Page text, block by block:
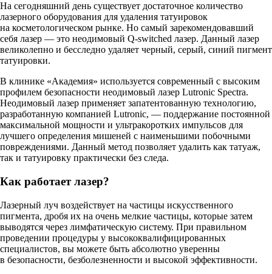
На сегодняшний день существует достаточное количество
лазерного оборудования для удаления татуировок
на косметологическом рынке. Но самый зарекомендовавший
себя лазер — это неодимовый Q-switched лазер. Данный лазер
великолепно и бесследно удаляет черный, серый, синий пигмент
татуировки.
В клинике «Академия» используется современный с высоким
профилем безопасности неодимовый лазер Lutronic Spectra.
Неодимовый лазер применяет запатентованную технологию,
разработанную компанией Lutronic, — поддержание постоянной
максимальной мощности и ультракоротких импульсов для
лучшего определения мишеней с наименьшими побочными
повреждениями. Данный метод позволяет удалить как татуаж,
так и татуировку практически без следа.
Как работает лазер?
Лазерный луч воздействует на частицы искусственного
пигмента, дробя их на очень мелкие частицы, которые затем
выводятся через лимфатическую систему. При правильном
проведении процедуры у высококвалифицированных
специалистов, вы можете быть абсолютно уверенны
в безопасности, безболезненности и высокой эффективности.